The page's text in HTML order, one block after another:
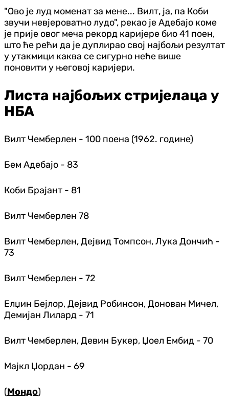
"Ово је луд моменат за мене... Вилт, ја, па Коби
звучи невјероватно лудо", рекао је Адебајо коме
је прије овог меча рекорд каријере био 41 поен,
што ће рећи да је дуплирао свој најбољи резултат
у утакмици каква се сигурно неће више
поновити у његовој каријери.
Листа најбољих стријелаца у
НБА
Вилт Чемберлен - 100 поена (1962. године)
Бем Адебајо - 83
Коби Брајант - 81
Вилт Чемберлен 78
Вилт Чемберлен, Дејвид Томпсон, Лука Дончић -
73
Вилт Чемберлен - 72
Елџин Бејлор, Дејвид Робинсон, Донован Мичел,
Демијан Лилард - 71
Вилт Чемберлен, Девин Букер, Џоел Ембид - 70
Мајкл Џордан - 69
(Мондо)